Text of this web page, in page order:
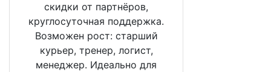
скидки от партнёров,
круглосуточная поддержка.
Возможен рост: старший
курьер, тренер, логист,
менеджер. Идеально для